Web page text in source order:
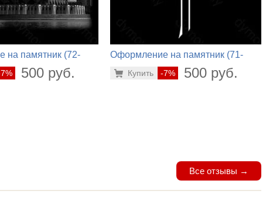
на памятник (72-
500 руб.
Оформление на памятник (71-
-7% 500 руб.
Купить
Все отзывы →